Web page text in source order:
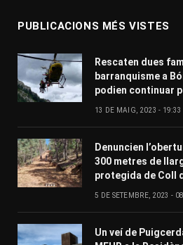
PUBLICACIONS MÉS VISTES
Rescaten dues
barranquisme a
podien continuar
13 DE MAIG, 2023 - 19:33
Denuncien
300 metres de
protegida de Coll
5 DE SETEMBRE, 2023 -
Un veí de